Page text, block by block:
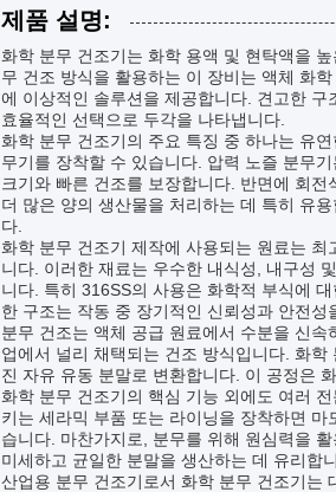
제품 설명:
화학 분무 건조기는 화학 용액 및 현탁액을
무 건조 방식을 활용하는 이 장비는 액체 화
에 이상적인 솔루션을 제공합니다. 견고한
효율적인 선택으로 두각을 나타냅니다.
화학 분무 건조기의 주요 특징 중 하나는 유
무기를 장착할 수 있습니다. 압력 노즐 분무
크기와 빠른 건조를 보장합니다. 반면에 회
더 많은 양의 생산물을 처리하는 데 특히 유
다.
화학 분무 건조기 제작에 사용되는 원료는
니다. 이러한 재료는 우수한 내식성, 내구성
니다. 특히 316SS의 사용은 화학적 부식에
한 구조는 작동 중 장기적인 신뢰성과 안전성
분무 건조는 액체 공급 원료에서 수분을 신
업에서 널리 채택되는 건조 방식입니다. 화
진 자유 유동 분말로 변환합니다. 이 공정은
화학 분무 건조기의 핵심 기능 외에도 여러
키는 세라믹 부품 또는 라이닝을 장착하면
습니다. 마찬가지로, 분무를 위해 원심력을
미세하고 균일한 분말을 생산하는 데 유리합
산업용 분무 건조기로서 화학 분무 건조기는